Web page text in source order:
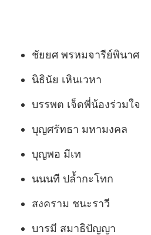
ชัยยศ พรหมจารีย์พินาศ
นิธินัย เหินเวหา
บรรพต เจ็ดพี่น้องร่วมใจ
บุญศรัทธา มหามงคล
บุญพอ มีเท
นนนที ปล้ำกะโทก
สงคราม ชนะราวี
บารมี สมาธิปัญญา